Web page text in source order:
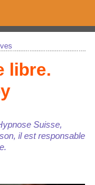
libre.
Suisse,
il est responsable